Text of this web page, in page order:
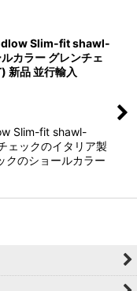
Slim-fit shawl-
カラー グレンチェ
新品 並行輸入
Slim-fit shawl-
ェックのイタリア製
クのショールカラー